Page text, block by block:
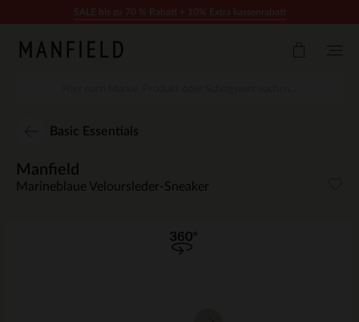
Basic Essentials
Manfield
Marineblaue Veloursleder-Sneaker